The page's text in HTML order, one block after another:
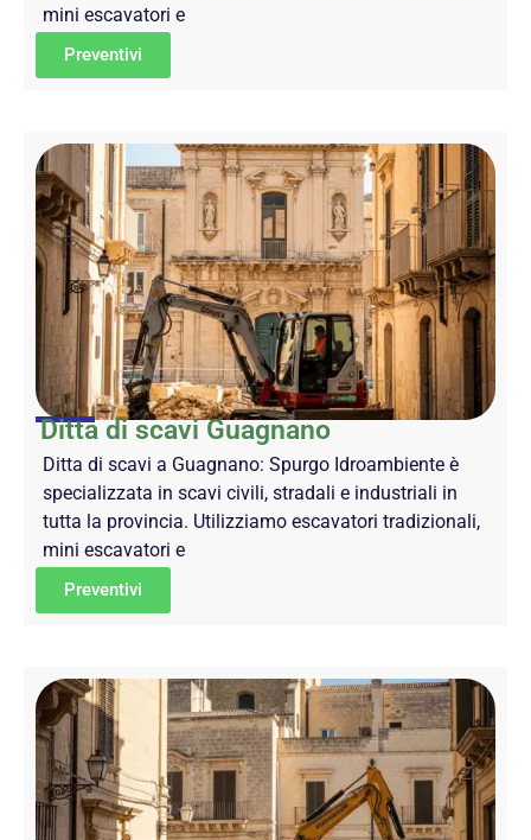
mini escavatori e
Preventivi
Ditta di scavi Guagnano
Ditta di scavi a Guagnano: Spurgo Idroambiente è
specializzata in scavi civili, stradali e industriali in
tutta la provincia. Utilizziamo escavatori tradizionali,
mini escavatori e
Preventivi